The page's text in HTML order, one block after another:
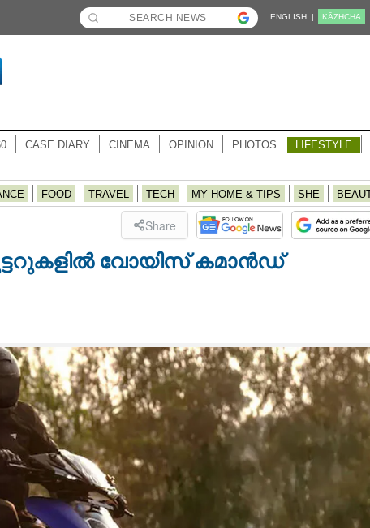
ENGLISH | KĀZHCHA
CASE DIARY CINEMA OPINION PHOTOS LIFESTYLE
FOOD TRAVEL TECH MY HOME & TIPS SHE
Share
വോയിസ് കമാന്‍ഡ്